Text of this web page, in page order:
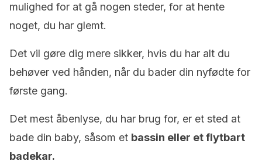
mulighed for at gå nogen steder, for at hente
noget, du har glemt.
Det vil gøre dig mere sikker, hvis du har alt du
behøver ved hånden, når du bader din nyfødte for
første gang.
Det mest åbenlyse, du har brug for, er et sted at
bade din baby, såsom et bassin eller et flytbart
badekar.